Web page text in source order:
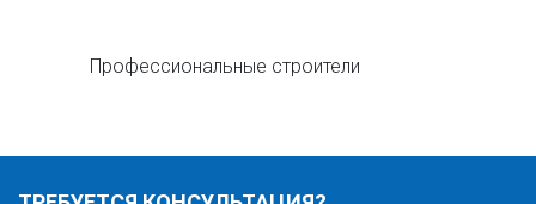
Профессиональные строители